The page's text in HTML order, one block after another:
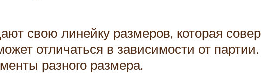
свою линейку размеров, которая
отличаться в зависимости от
разного размера.